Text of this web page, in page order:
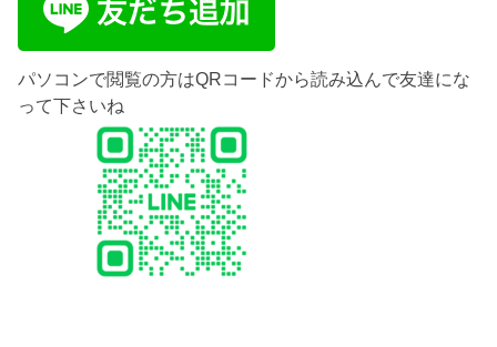
パソコンで閲覧の方はQRコードから読み込んで友達にな
って下さいね